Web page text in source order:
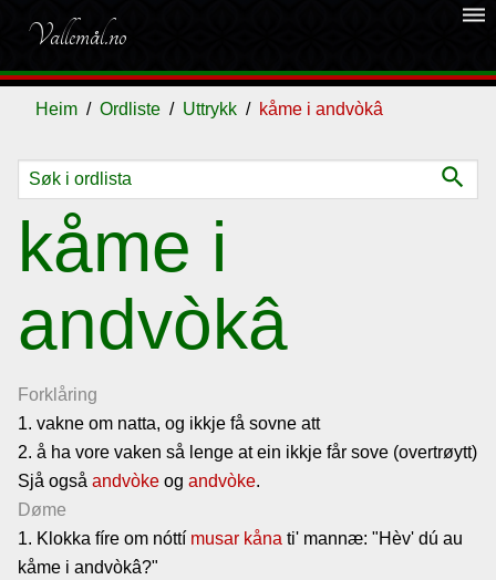
Vallemål.no
dehaze
Heim Ordliste Uttrykk kåme i andvòkâ
search
kåme i
andvòkâ
Forklåring
1. vakne om natta, og ikkje få sovne att
2. å ha vore vaken så lenge at ein ikkje får sove (overtrøytt)
Sjå også andvòke og andvòke.
Døme
1. Klokka fíre om nóttí musar kåna ti' mannæ: "Hèv' dú au
kåme i andvòkâ?"
Ordliste
Om
vallemålet
Gjestebok
Nyhende
Lenkjer